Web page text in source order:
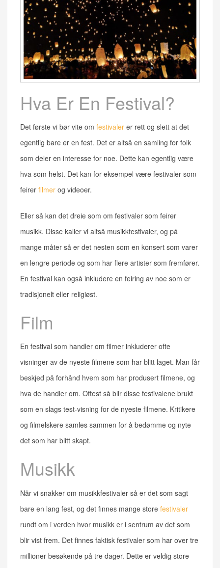
Hva Er En Festival?
Det første vi bør vite om festivaler er rett og slett at det
egentlig bare er en fest. Det er altså en samling for folk
som deler en interesse for noe. Dette kan egentlig være
hva som helst. Det kan for eksempel være festivaler som
feirer filmer og videoer.
Eller så kan det dreie som om festivaler som feirer
musikk. Disse kaller vi altså musikkfestivaler, og på
mange måter så er det nesten som en konsert som varer
en lengre periode og som har flere artister som fremfører.
En festival kan også inkludere en feiring av noe som er
tradisjonelt eller religiøst.
Film
En festival som handler om filmer inkluderer ofte
visninger av de nyeste filmene som har blitt laget. Man får
beskjed på forhånd hvem som har produsert filmene, og
hva de handler om. Oftest så blir disse festivalene brukt
som en slags test-visning for de nyeste filmene. Kritikere
og filmelskere samles sammen for å bedømme og nyte
det som har blitt skapt.
Musikk
Når vi snakker om musikkfestivaler så er det som sagt
bare en lang fest, og det finnes mange store festivaler
rundt om i verden hvor musikk er i sentrum av det som
blir vist frem. Det finnes faktisk festivaler som har over tre
millioner besøkende på tre dager. Dette er veldig store